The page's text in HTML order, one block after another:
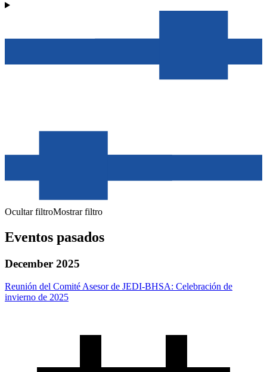
Ocultar filtroMostrar filtro
Eventos pasados
December 2025
Reunión del Comité Asesor de JEDI-BHSA: Celebración de
invierno de 2025